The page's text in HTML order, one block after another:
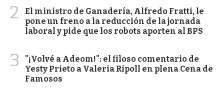
2
El ministro de Ganadería, Alfredo Fratti, le
pone un freno a la reducción de la jornada
laboral y pide que los robots aporten al BPS
3
"¡Volvé a Adeom!": el filoso comentario de
Yesty Prieto a Valeria Ripoll en plena Cena de
Famosos